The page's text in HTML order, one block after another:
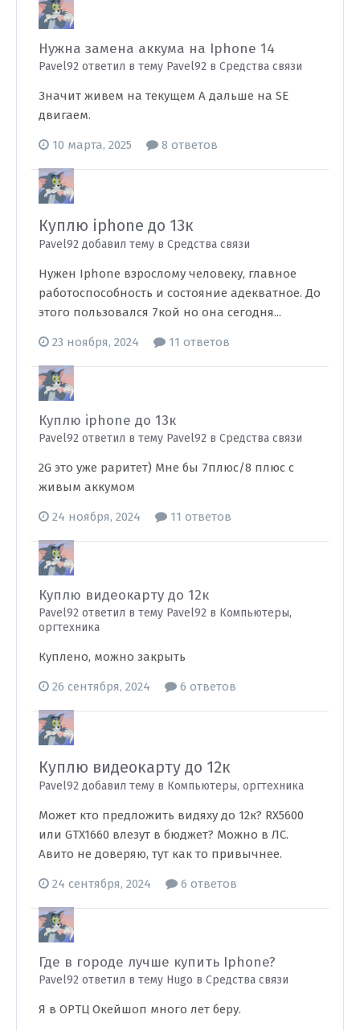
Нужна замена аккума на Iphone 14
Pavel92 ответил в тему Pavel92 в Средства связи
Значит живем на текущем А дальше на SE
двигаем.
10 марта, 2025 8 ответов
Куплю iphone до 13к
Pavel92 добавил тему в Средства связи
Нужен Iphone взрослому человеку, главное
работоспособность и состояние адекватное. До
этого пользовался 7кой но она сегодня...
23 ноября, 2024 11 ответов
Куплю iphone до 13к
Pavel92 ответил в тему Pavel92 в Средства связи
2G это уже раритет) Мне бы 7плюс/8 плюс с
живым аккумом
24 ноября, 2024 11 ответов
Куплю видеокарту до 12к
Pavel92 ответил в тему Pavel92 в Компьютеры,
оргтехника
Куплено, можно закрыть
26 сентября, 2024 6 ответов
Куплю видеокарту до 12к
Pavel92 добавил тему в Компьютеры, оргтехника
Может кто предложить видяху до 12к? RX5600
или GTX1660 влезут в бюджет? Можно в ЛС.
Авито не доверяю, тут как то привычнее.
24 сентября, 2024 6 ответов
Где в городе лучше купить Iphone?
Pavel92 ответил в тему Hugo в Средства связи
Я в ОРТЦ Окейшоп много лет беру.